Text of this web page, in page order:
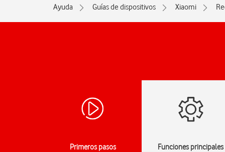
Ayuda Guías de dispositivos Xiaomi
Primeros pasos Funciones principales